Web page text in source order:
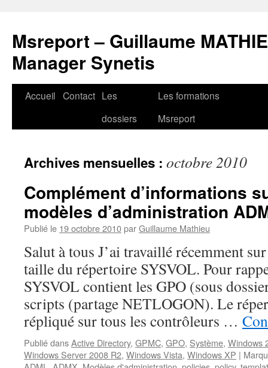
Msreport – Guillaume
Manager Synetis
Aller
Accueil Contact Les
dossiers
Les formations
Msreport
Archives mensuelles : octobre 2010
Complément d’informations
modèles d’administration
Publié le 19 octobre 2010parGuillaume Mathieu
Salut à tous J’ai travaillé récemment
taille du répertoire SYSVOL. Pour
SYSVOL contient les GPO (sous
scripts (partage NETLOGON). Le
répliqué sur tous les contrôleurs …
Publié dansActive Directory, GPMC, GPO, Système, Windows
Windows Server 2008 R2, Windows Vista, Windows XP |